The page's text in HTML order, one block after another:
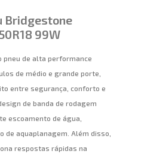
Bridgestone
99W
pneu de alta performance
de médio e grande porte,
entre segurança, conforto e
de banda de rodagem
escoamento de água,
de aquaplanagem. Além disso,
respostas rápidas na